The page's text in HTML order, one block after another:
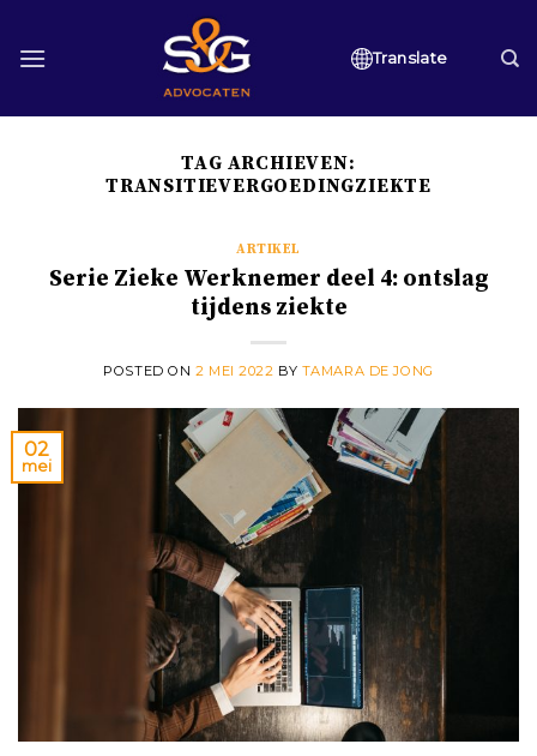
content
Translate
TAG ARCHIEVEN:
TRANSITIEVERGOEDINGZIEKTE
ARTIKEL
Serie Zieke Werknemer deel 4: ontslag
tijdens ziekte
POSTED ON 2 MEI 2022 BY TAMARA DE JONG
02
mei